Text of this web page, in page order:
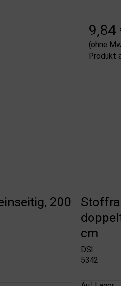
9,84
(ohne
Produkt
200
cm
DSI
5342